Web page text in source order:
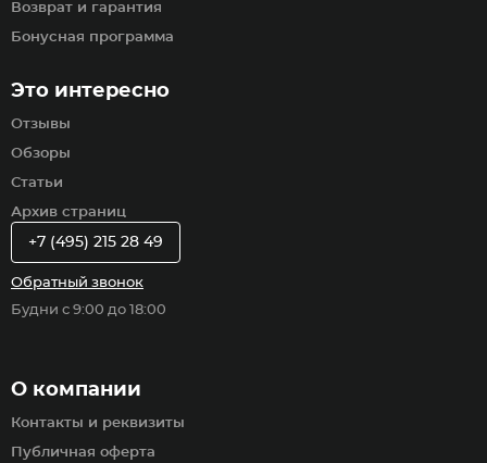
Возврат и гарантия
Бонусная программа
Это интересно
Отзывы
Обзоры
Статьи
Архив страниц
О компании
Контакты и реквизиты
Публичная оферта
+7 (495) 215 28 49
Обратный звонок
Будни с 9:00 до 18:00